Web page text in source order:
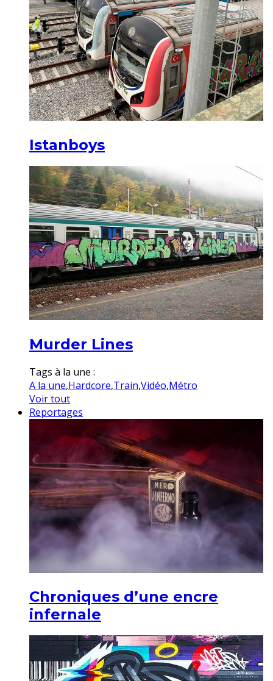
Istanboys
Murder Lines
Tags à la une :
A la une,Hardcore,Train,Vidéo,Métro
Voir tout
Reportages
Chroniques d’une encre
infernale